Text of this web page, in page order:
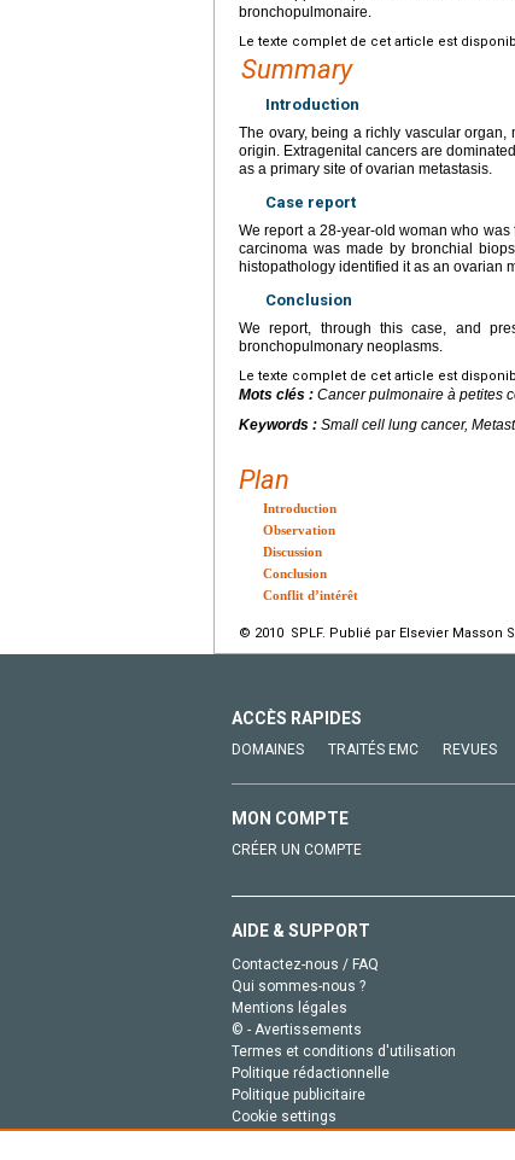
bronchopulmonaire.
Le texte complet de cet article est
Summary
Introduction
The ovary, being a richly vascular
origin. Extragenital cancers are
as a primary site of ovarian metastasis.
Case report
We report a 28-year-old woman who
carcinoma was made by bronchial
histopathology identified it as an ovarian
Conclusion
We report, through this case, and
bronchopulmonary neoplasms.
Le texte complet de cet article est
Mots clés : Cancer pulmonaire à petites
Keywords : Small cell lung cancer,
Plan
Introduction
Observation
Discussion
Conclusion
Conflit d’intérêt
© 2010 SPLF. Publié par Elsevier Masson
ACCÈS RAPIDES
DOMAINES TRAITÉS EMC REVUES
MON COMPTE
CRÉER UN COMPTE
AIDE & SUPPORT
Contactez-nous / FAQ
Qui sommes-nous ?
Mentions légales
© - Avertissements
Termes et conditions d'utilisation
Politique rédactionnelle
Politique publicitaire
Cookie settings